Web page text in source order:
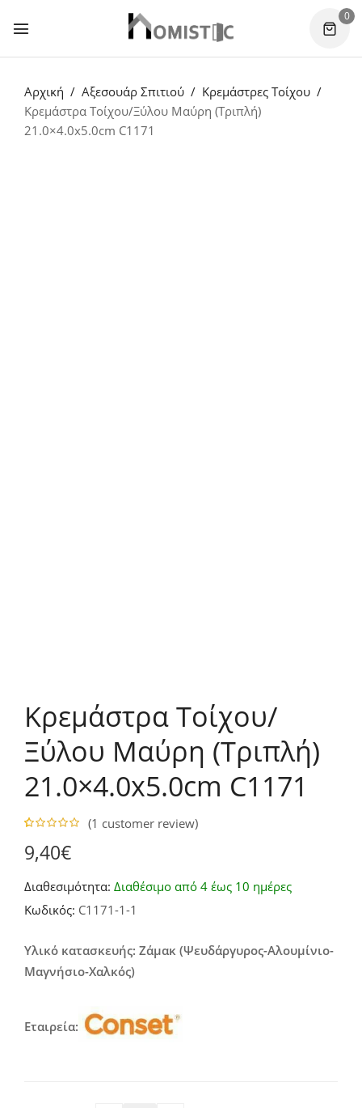
0
Αρχική Αξεσουάρ Σπιτιού
Κρεμάστρες Τοίχου
Κρεμάστρα Τοίχου/Ξύλου Μαύρη (Τριπλή)
21.0×4.0x5.0cm C1171
Κρεμάστρα Τοίχου/
Ξύλου Μαύρη (Τριπλή)
21.0×4.0x5.0cm C1171
based on
customer
(1 customer review)
9,40€
Διαθεσιμότητα: Διαθέσιμο από 4 έως 10 ημέρες
Κωδικός: C1171-1-1
Υλικό κατασκευής: Ζάμακ (Ψευδάργυρος-Αλουμίνιο-
Μαγνήσιο-Χαλκός)
Εταιρεία: